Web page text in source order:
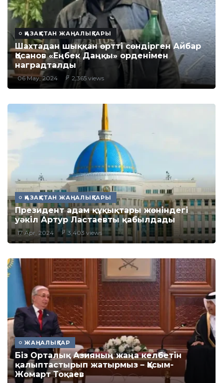
ҚАЗАҚСТАН ЖАҢАЛЫҚТАРЫ
Шахтадан шыққан өртті сөндірген Айбар
Қосанов «Еңбек Даңқы» орденімен
наградталды
06 May, 2024 2,365 views
ҚАЗАҚСТАН ЖАҢАЛЫҚТАРЫ
Президент адам құқықтары жөніндегі
уәкіл Артур Ластаевты қабылдады
17 Apr, 2024 3,403 views
ЖАҢАЛЫҚТАР
Біз Орталық Азияның жаңа келбетін
қалыптастырып жатырмыз – Қасым-
Жомарт Тоқаев